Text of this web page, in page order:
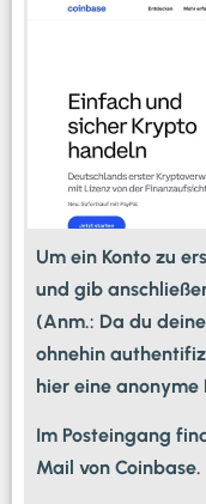
Um ein Konto zu
und gib
(Anm.: Da du
ohnehin
hier eine anonyme
Im Posteingang
Mail von